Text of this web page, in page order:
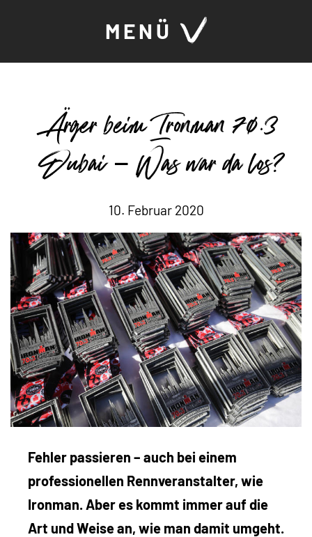
MENÜ
Ärger beim Ironman 70.3
Dubai – Was war da los?
10. Februar 2020
Fehler passieren – auch bei einem
professionellen Rennveranstalter, wie
Ironman. Aber es kommt immer auf die
Art und Weise an, wie man damit umgeht.